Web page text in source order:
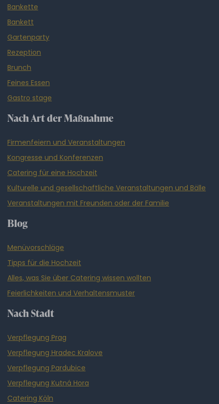
Bankette
Bankett
Gartenparty
Rezeption
Brunch
Feines Essen
Gastro stage
Nach Art der Maßnahme
Firmenfeiern und Veranstaltungen
Kongresse und Konferenzen
Catering für eine Hochzeit
Kulturelle und gesellschaftliche Veranstaltungen und Bälle
Veranstaltungen mit Freunden oder der Familie
Blog
Menüvorschläge
Tipps für die Hochzeit
Alles, was Sie über Catering wissen wollten
Feierlichkeiten und Verhaltensmuster
Nach Stadt
Verpflegung Prag
Verpflegung Hradec Kralove
Verpflegung Pardubice
Verpflegung Kutná Hora
Catering Köln